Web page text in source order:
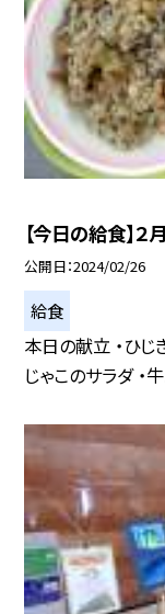
【今日の給食】２
公開日 2024/02/26
給食
本日の献立 ・ひじ
じゃこのサラダ ・